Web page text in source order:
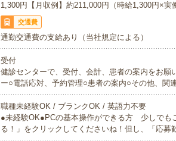
1,300円【月収例】約211,000円（時給1,300円×
交通費
通勤交通費の支給あり（当社規定による）
受付
健診センターで、受付、会計、患者の案内をお
ー○電話応対、予約管理○患者の案内○その他、関
職種未経験OK / ブランクOK / 英語力不要
●未経験OK●PCの基本操作ができる方 少しでも
る！」をクリックしてくださいね！但し、「応募